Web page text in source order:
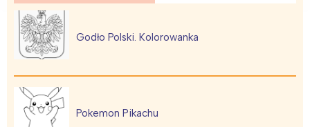
Godło Polski. Kolorowanka
Pokemon Pikachu